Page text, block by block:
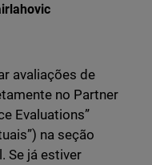
Reddit
avaliações de
no Partner
Evaluations”
na seção
Se já estiver